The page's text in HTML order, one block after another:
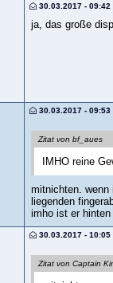
30.03.2017 - 09:42
ja, das große
30.03.2017 - 09:53
Zitat von bf_aues
IMHO reine
mitnichten.
liegenden
imho ist er
30.03.2017 - 10:05
Zitat von Captain